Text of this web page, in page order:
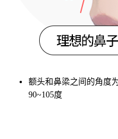
额头和鼻梁之间的角度
90~105度